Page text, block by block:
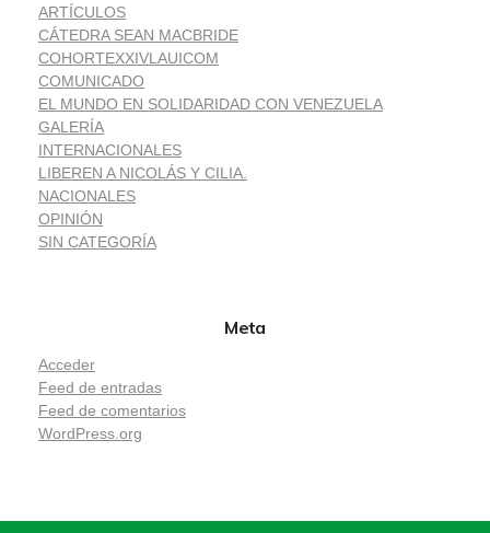
ARTÍCULOS
CÁTEDRA SEAN MACBRIDE
COHORTEXXIVLAUICOM
COMUNICADO
EL MUNDO EN SOLIDARIDAD CON VENEZUELA
GALERÍA
INTERNACIONALES
LIBEREN A NICOLÁS Y CILIA.
NACIONALES
OPINIÓN
SIN CATEGORÍA
Meta
Acceder
Feed de entradas
Feed de comentarios
WordPress.org